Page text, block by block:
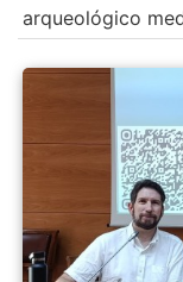
arqueológico